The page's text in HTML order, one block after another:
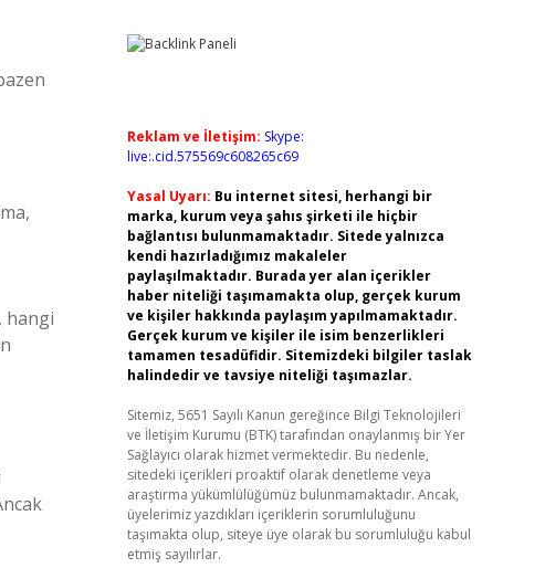
hangi
Reklam ve İletişim: Skype:
live:.cid.575569c608265c69
Yasal Uyarı: Bu internet sitesi, herhangi bir
marka, kurum veya şahıs şirketi ile hiçbir
bağlantısı bulunmamaktadır. Sitede yalnızca
kendi hazırladığımız makaleler
paylaşılmaktadır. Burada yer alan içerikler
haber niteliği taşımamakta olup, gerçek kurum
ve kişiler hakkında paylaşım yapılmamaktadır.
Gerçek kurum ve kişiler ile isim benzerlikleri
tamamen tesadüfidir. Sitemizdeki bilgiler taslak
halindedir ve tavsiye niteliği taşımazlar.
Sitemiz, 5651 Sayılı Kanun gereğince Bilgi Teknolojileri
ve İletişim Kurumu (BTK) tarafından onaylanmış bir Yer
Sağlayıcı olarak hizmet vermektedir. Bu nedenle,
sitedeki içerikleri proaktif olarak denetleme veya
araştırma yükümlülüğümüz bulunmamaktadır. Ancak,
üyelerimiz yazdıkları içeriklerin sorumluluğunu
taşımakta olup, siteye üye olarak bu sorumluluğu kabul
etmiş sayılırlar.